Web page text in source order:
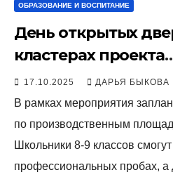
ОБРАЗОВАНИЕ И ВОСПИТАНИЕ
День открытых
кластерах проекта
октября в Йошкар-
17.10.2025 ДАРЬЯ БЫКОВА
В рамках мероприятия
по производственным
Школьники 8-9 классов
профессиональных пробах, а